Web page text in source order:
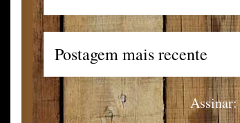
Postagem mais recente
Assinar: